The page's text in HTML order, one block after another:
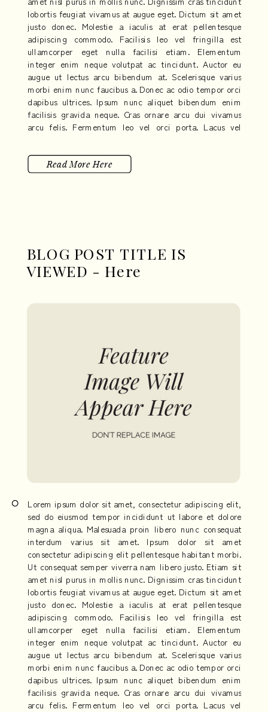
lobortis feugiat vivamus at augue eget. Dictum sit amet
justo donec. Molestie a iaculis at erat pellentesque
adipiscing commodo. Facilisis leo vel fringilla est
ullamcorper eget nulla facilisi etiam. Elementum
integer enim neque volutpat ac tincidunt. Auctor eu
augue ut lectus arcu bibendum at. Scelerisque varius
morbi enim nunc faucibus a. Donec ac odio tempor orci
dapibus ultrices. Ipsum nunc aliquet bibendum enim
facilisis gravida neque. Cras ornare arcu dui vivamus
arcu felis. Fermentum leo vel orci porta. Lacus vel
adipiscing vitae proin sagittis nisl.
Read More Here
BLOG POST TITLE IS
VIEWED - Here
Lorem ipsum dolor sit amet, consectetur adipiscing elit,
sed do eiusmod tempor incididunt ut labore et dolore
magna aliqua. Malesuada proin libero nunc consequat
interdum varius sit amet. Ipsum dolor sit amet
consectetur adipiscing elit pellentesque habitant morbi.
Ut consequat semper viverra nam libero justo. Etiam sit
amet nisl purus in mollis nunc. Dignissim cras tincidunt
lobortis feugiat vivamus at augue eget. Dictum sit amet
justo donec. Molestie a iaculis at erat pellentesque
adipiscing commodo. Facilisis leo vel fringilla est
ullamcorper eget nulla facilisi etiam. Elementum
integer enim neque volutpat ac tincidunt. Auctor eu
augue ut lectus arcu bibendum at. Scelerisque varius
morbi enim nunc faucibus a. Donec ac odio tempor orci
dapibus ultrices. Ipsum nunc aliquet bibendum enim
facilisis gravida neque. Cras ornare arcu dui vivamus
arcu felis. Fermentum leo vel orci porta. Lacus vel